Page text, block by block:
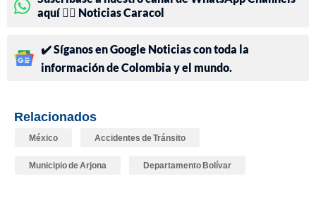
aquí 👉🏻 Noticias Caracol
✔️ Síganos en Google Noticias con toda la
información de Colombia y el mundo.
Relacionados
México Accidentes de Tránsito
Municipio de Arjona Departamento Bolívar